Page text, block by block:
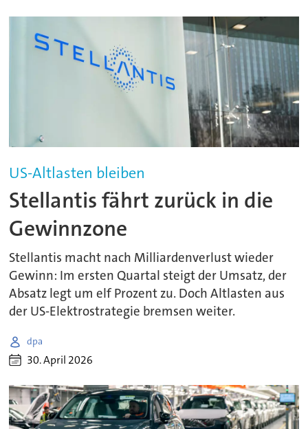
US-Altlasten bleiben
Stellantis fährt zurück in die
Gewinnzone
Stellantis macht nach Milliardenverlust wieder
Gewinn: Im ersten Quartal steigt der Umsatz, der
Absatz legt um elf Prozent zu. Doch Altlasten aus
der US-Elektrostrategie bremsen weiter.
dpa
30. April 2026